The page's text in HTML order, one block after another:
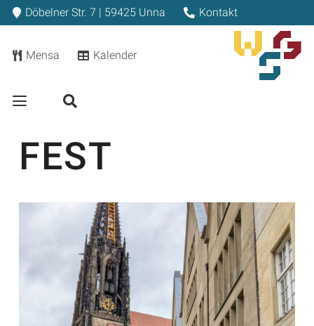
Döbelner Str. 7 | 59425 Unna Kontakt
Mensa Kalender
FEST